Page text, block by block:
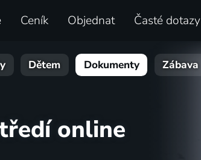
Ceník Objednat Časté dotazy
Dětem Dokumenty Zábava
online